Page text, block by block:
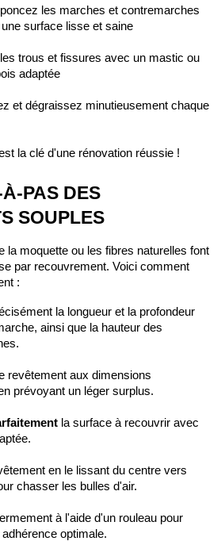
les marches et contremarches
surface lisse et saine
les trous et fissures avec un mastic ou
adaptée
et dégraissez minutieusement chaque
la clé d'une rénovation réussie !
PAS DES
SOUPLES
la moquette ou les fibres naturelles font
par recouvrement. Voici comment
:
la longueur et la profondeur
ainsi que la hauteur des
revêtement aux dimensions
prévoyant un léger surplus.
la surface à recouvrir avec
en le lissant du centre vers
chasser les bulles d'air.
à l'aide d'un rouleau pour
optimale.